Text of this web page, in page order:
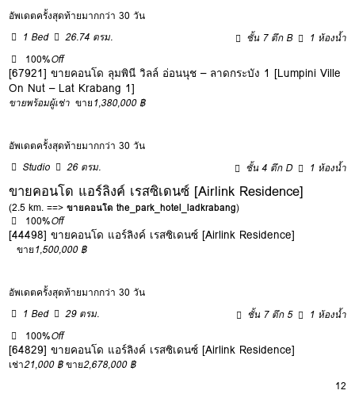
อัพเดตครั้งสุดท้ายมากกว่า 30 วัน
1 Bed
26.74 ตรม. ชั้น 7 ตึก B
1 ห้องน้ำ
100%Off
[67921] ขายคอนโด ลุมพินี วิลล์ อ่อนนุช – ลาดกระบัง 1 [Lumpini Ville
On Nut – Lat Krabang 1]
ขายพร้อมผู้เช่า ขาย1,380,000 ฿
อัพเดตครั้งสุดท้ายมากกว่า 30 วัน
Studio
26 ตรม. ชั้น 4 ตึก D 1 ห้องน้ำ
ขายคอนโด แอร์ลิงค์ เรสซิเดนซ์ [Airlink Residence]
(2.5 km. ==>ขายคอนโด the_park_hotel_ladkrabang)
100%Off
[44498] ขายคอนโด แอร์ลิงค์ เรสซิเดนซ์ [Airlink Residence]
ขาย1,500,000 ฿
อัพเดตครั้งสุดท้ายมากกว่า 30 วัน
1 Bed
29 ตรม. ชั้น 7 ตึก 5
1 ห้องน้ำ
100%Off
[64829] ขายคอนโด แอร์ลิงค์ เรสซิเดนซ์ [Airlink Residence]
เช่า21,000 ฿ ขาย2,678,000 ฿
12